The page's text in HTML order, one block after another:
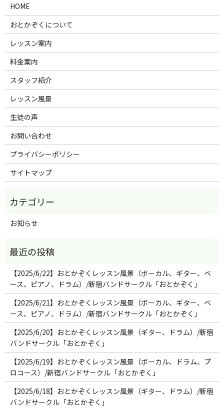
HOME
おとかぞくについて
レッスン案内
料金案内
スタッフ紹介
レッスン風景
生徒の声
お問い合わせ
プライバシーポリシー
サイトマップ
お知らせ
【2025/6/22】おとかぞくレッスン風景（ボーカル、ギター、ベ
ース、ピアノ、ドラム）/新宿バンドサークル「おとかぞく」
【2025/6/21】おとかぞくレッスン風景（ボーカル、ギター、ベ
ース、ピアノ、ドラム）/新宿バンドサークル「おとかぞく」
【2025/6/20】おとかぞくレッスン風景（ギター、ドラム）/新宿
バンドサークル「おとかぞく」
【2025/6/19】おとかぞくレッスン風景（ボーカル、ドラム、プ
ロコース）/新宿バンドサークル「おとかぞく」
【2025/6/18】おとかぞくレッスン風景（ギター、ドラム）/新宿
バンドサークル「おとかぞく」